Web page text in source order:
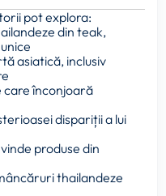
pot explora:
din teak,
asiatică, inclusiv
care înconjoară
dispariții a lui
produse din
thailandeze